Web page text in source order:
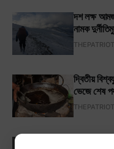
দশ লক্ষ
নামক
দ্বিতীয়
ভেজে শেষ
যে কারণে